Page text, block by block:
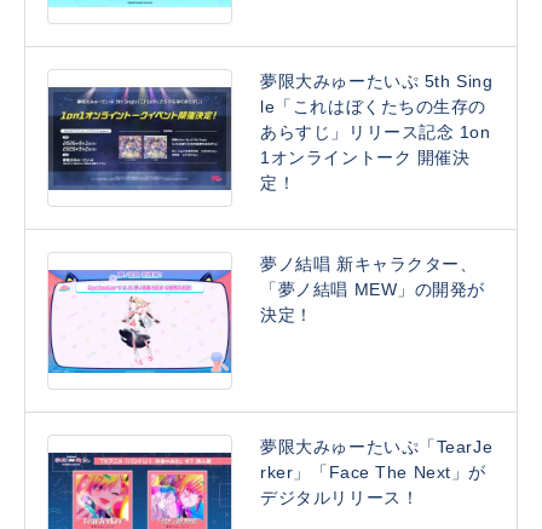
夢限大みゅーたいぷ 5th Sing
le「これはぼくたちの生存の
あらすじ」リリース記念 1on
1オンライントーク 開催決
定！
夢ノ結唱 新キャラクター、
「夢ノ結唱 MEW」の開発が
決定！
夢限大みゅーたいぷ「TearJe
rker」「Face The Next」が
デジタルリリース！